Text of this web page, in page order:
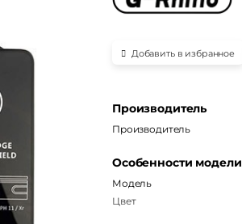
Добавить в избранное
Производитель
Производитель
Особенности модели
Модель
Цвет